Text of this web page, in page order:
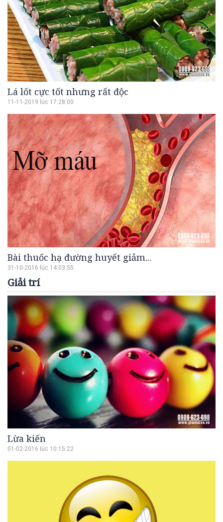
Lá lốt cực tốt nhưng rất độc
11-11-2019 lúc 17:28:00
Bài thuốc hạ đường huyết giảm...
31-10-2016 lúc 14:03:55
Giải trí
Lừa kiến
01-02-2016 lúc 10:15:22